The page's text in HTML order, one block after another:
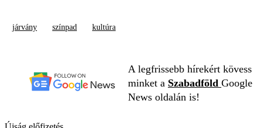
járvány színpad kultúra
A legfrissebb hírekért kövess
minket a Szabadföld Google
News oldalán is!